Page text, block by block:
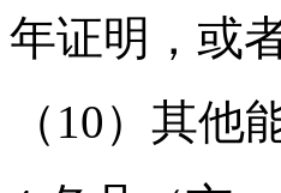
年证明，或
（10）其